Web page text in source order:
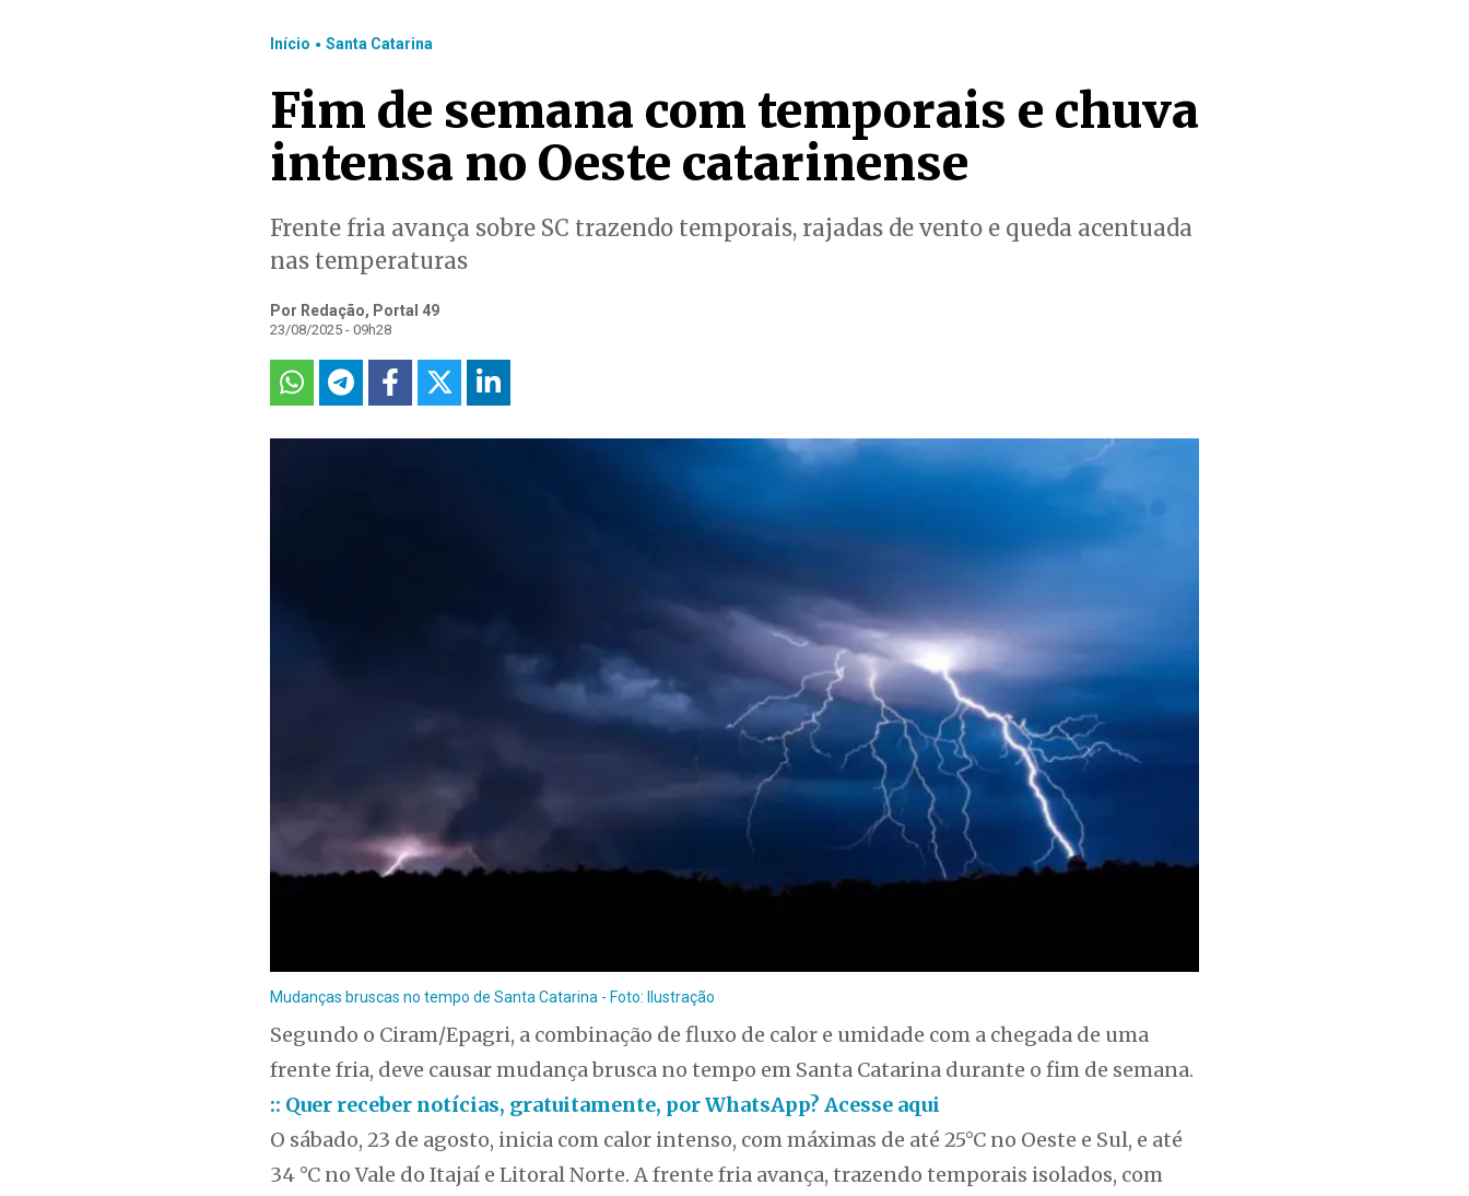
Início . Santa Catarina
Fim de semana com temporais e chuva
intensa no Oeste catarinense
Frente fria avança sobre SC trazendo temporais, rajadas de vento e queda acentuada
nas temperaturas
Por Redação, Portal 49
23/08/2025 - 09h28
Mudanças bruscas no tempo de Santa Catarina - Foto: Ilustração
Segundo o Ciram/Epagri, a combinação de fluxo de calor e umidade com a chegada de uma
frente fria, deve causar mudança brusca no tempo em Santa Catarina durante o fim de semana.
:: Quer receber notícias, gratuitamente, por WhatsApp? Acesse aqui
O sábado, 23 de agosto, inicia com calor intenso, com máximas de até 25°C no Oeste e Sul, e até
34 °C no Vale do Itajaí e Litoral Norte. A frente fria avança, trazendo temporais isolados, com